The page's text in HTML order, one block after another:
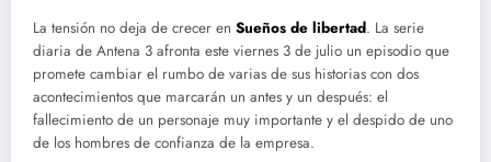
La tensión no deja de crecer en Sueños de libertad. La serie
diaria de Antena 3 afronta este viernes 3 de julio un episodio que
promete cambiar el rumbo de varias de sus historias con dos
acontecimientos que marcarán un antes y un después: el
fallecimiento de un personaje muy importante y el despido de uno
de los hombres de confianza de la empresa.